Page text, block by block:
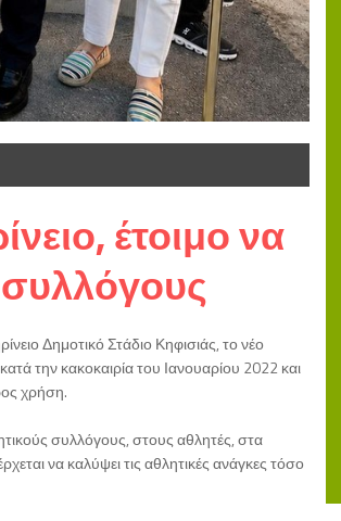
έτοιμο να
Δημοτικό Στάδιο Κηφισιάς, το νέο
την κακοκαιρία του Ιανουαρίου 2022 και
χρήση.
συλλόγους, στους αθλητές, στα
να καλύψει τις αθλητικές ανάγκες τόσο